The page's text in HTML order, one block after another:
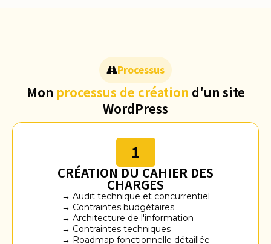
Processus
Mon processus de création d'un site
WordPress
1
CRÉATION DU CAHIER DES
CHARGES
→ Audit technique et concurrentiel
→ Contraintes budgétaires
→ Architecture de l'information
→ Contraintes techniques
→ Roadmap fonctionnelle détaillée